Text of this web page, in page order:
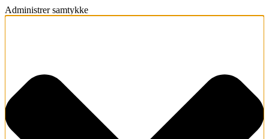
Administrer samtykke